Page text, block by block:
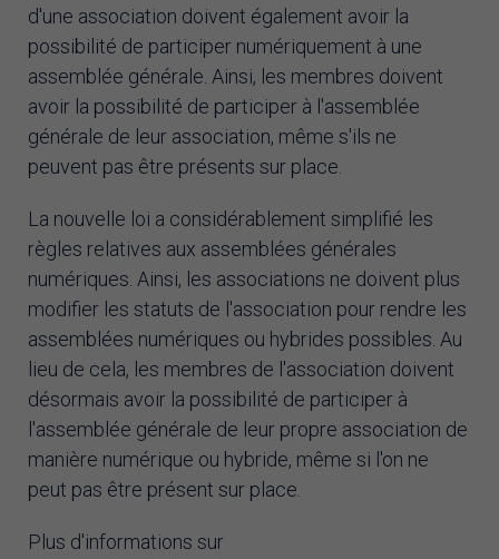
d'une association doivent également avoir la
possibilité de participer numériquement à une
assemblée générale. Ainsi, les membres doivent
avoir la possibilité de participer à l'assemblée
générale de leur association, même s'ils ne
peuvent pas être présents sur place.
La nouvelle loi a considérablement simplifié les
règles relatives aux assemblées générales
numériques. Ainsi, les associations ne doivent plus
modifier les statuts de l'association pour rendre les
assemblées numériques ou hybrides possibles. Au
lieu de cela, les membres de l'association doivent
désormais avoir la possibilité de participer à
l'assemblée générale de leur propre association de
manière numérique ou hybride, même si l'on ne
peut pas être présent sur place.
Plus d'informations sur